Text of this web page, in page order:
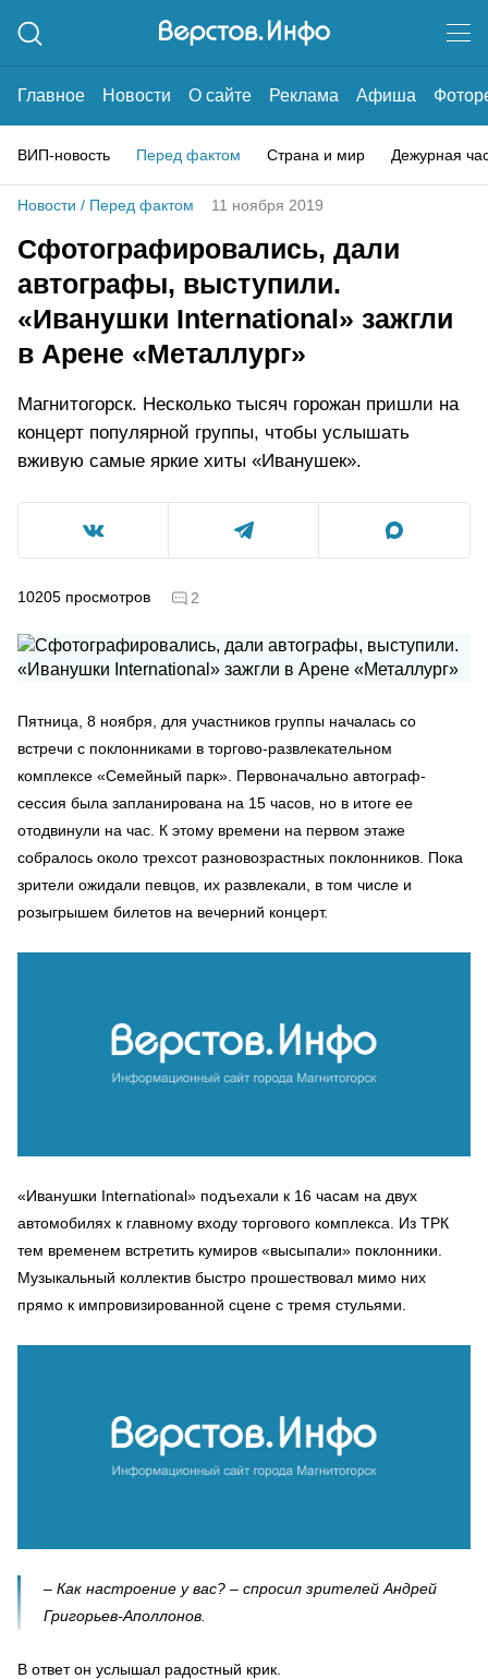
Главное Новости О сайте Реклама Афиша
ВИП-новость Перед фактом Страна и мир Дежурная
Новости / Перед фактом 11 ноября 2019
Сфотографировались, дали
автографы, выступили.
«Иванушки International» зажгли
в Арене «Металлург»
Магнитогорск. Несколько тысяч горожан пришли на
концерт популярной группы, чтобы услышать
вживую самые яркие хиты «Иванушек».
10205 просмотров 2
Пятница, 8 ноября, для участников группы началась со
встречи с поклонниками в торгово-развлекательном
комплексе «Семейный парк». Первоначально автограф-
сессия была запланирована на 15 часов, но в итоге ее
отодвинули на час. К этому времени на первом этаже
собралось около трехсот разновозрастных поклонников. Пока
зрители ожидали певцов, их развлекали, в том числе и
розыгрышем билетов на вечерний концерт.
«Иванушки International» подъехали к 16 часам на двух
автомобилях к главному входу торгового комплекса. Из ТРК
тем временем встретить кумиров «высыпали» поклонники.
Музыкальный коллектив быстро прошествовал мимо них
прямо к импровизированной сцене с тремя стульями.
– Как настроение у вас? – спросил зрителей Андрей
Григорьев-Аполлонов.
В ответ он услышал радостный крик.